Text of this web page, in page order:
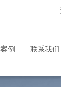
例 联系我们